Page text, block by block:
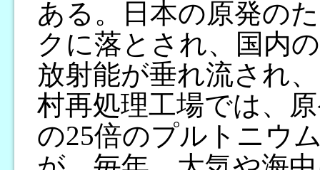
ある。日本の原発の
クに落とされ、国内
放射能が垂れ流され
村再処理工場では、
の25倍のプルトニウ